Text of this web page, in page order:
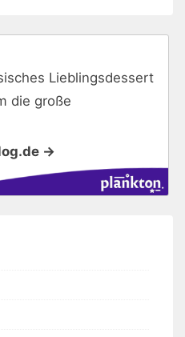
Lieblingsdessert
die große
→